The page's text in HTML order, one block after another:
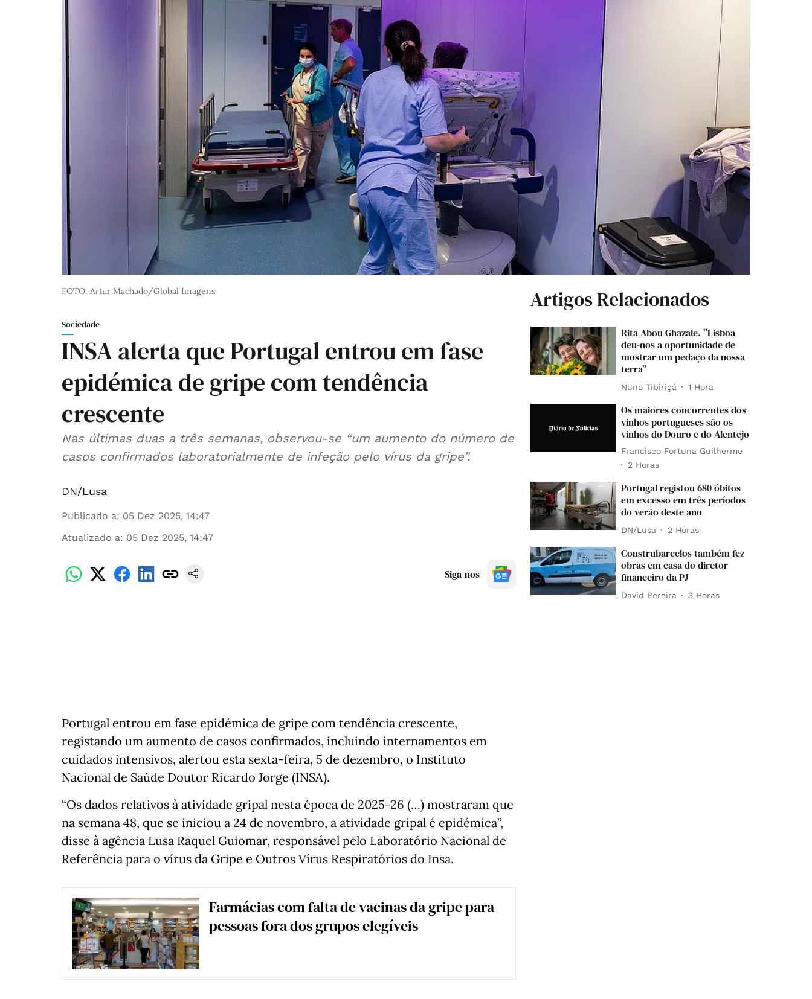
FOTO: Artur Machado/Global Imagens
Sociedade
INSA alerta que Portugal entrou em fase
epidémica de gripe com tendência
crescente
Nas últimas duas a três semanas, observou-se “um aumento do número de
casos confirmados laboratorialmente de infeção pelo vírus da gripe”.
DN/Lusa
Publicado a: 05 Dez 2025, 14:47
Atualizado a: 05 Dez 2025, 14:47
Siga-nos
Portugal entrou em fase epidémica de gripe com tendência crescente,
registando um aumento de casos confirmados, incluindo internamentos em
cuidados intensivos, alertou esta sexta-feira, 5 de dezembro, o Instituto
Nacional de Saúde Doutor Ricardo Jorge (INSA).
“Os dados relativos à atividade gripal nesta época de 2025-26 (…) mostraram que
na semana 48, que se iniciou a 24 de novembro, a atividade gripal é epidémica”,
disse à agência Lusa Raquel Guiomar, responsável pelo Laboratório Nacional de
Referência para o vírus da Gripe e Outros Vírus Respiratórios do Insa.
Farmácias com falta de vacinas da gripe para
pessoas fora dos grupos elegíveis
Artigos Relacionados
Rita Abou Ghazale. "Lisboa
deu-nos a oportunidade de
mostrar um pedaço da nossa
terra"
Nuno Tibiriçá 1 Hora
Os maiores concorrentes dos
vinhos portugueses são os
vinhos do Douro e do Alentejo
Francisco Fortuna Guilherme
2 Horas
Portugal registou 680 óbitos
em excesso em três períodos
do verão deste ano
DN/Lusa 2 Horas
Construbarcelos também fez
obras em casa do diretor
financeiro da PJ
David Pereira 3 Horas